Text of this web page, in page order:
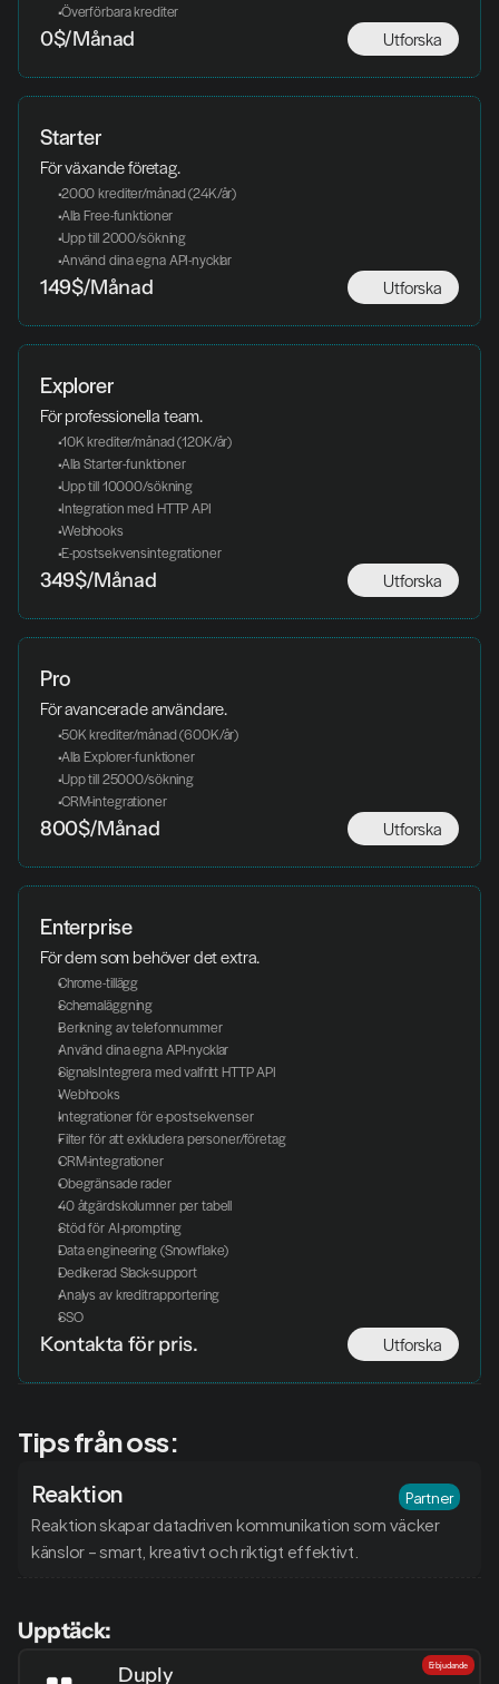
Överförbara krediter
Utforska
0$/Månad
Starter
För växande företag.
2000 krediter/månad (24K/år)
Alla Free-funktioner
Upp till 2000/sökning
Använd dina egna API-nycklar
Utforska
149$/Månad
Explorer
För professionella team.
10K krediter/månad (120K/år)
Alla Starter-funktioner
Upp till 10000/sökning
Integration med HTTP API
Webhooks
E-postsekvensintegrationer
Utforska
349$/Månad
Pro
För avancerade användare.
50K krediter/månad (600K/år)
Alla Explorer-funktioner
Upp till 25000/sökning
CRM-integrationer
Utforska
800$/Månad
Enterprise
För dem som behöver det extra.
Chrome-tillägg
Schemaläggning
Berikning av telefonnummer
Använd dina egna API-nycklar
SignalsIntegrera med valfritt HTTP API
Webhooks
Integrationer för e-postsekvenser
Filter för att exkludera personer/företag
CRM-integrationer
Obegränsade rader
40 åtgärdskolumner per tabell
Stöd för AI-prompting
Data engineering (Snowflake)
Dedikerad Slack-support
Analys av kreditrapportering
SSO
Utforska
Kontakta för pris.
Tips från oss:
Reaktion
Reaktion skapar datadriven kommunikation som väcker
känslor – smart, kreativt och riktigt effektivt.
Partner
Upptäck:
Duply Erbjudande